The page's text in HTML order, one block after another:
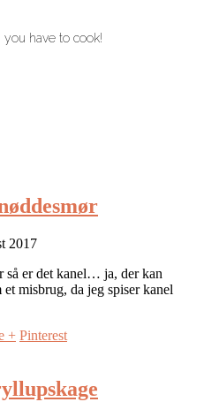
you have to cook!
2017
så er det kanel… ja, der kan
misbrug, da jeg spiser kanel
+ Pinterest